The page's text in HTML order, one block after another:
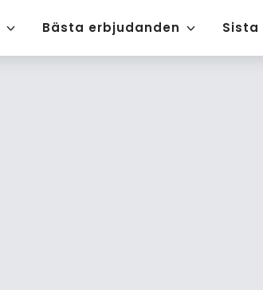
Bästa erbjudanden Sista